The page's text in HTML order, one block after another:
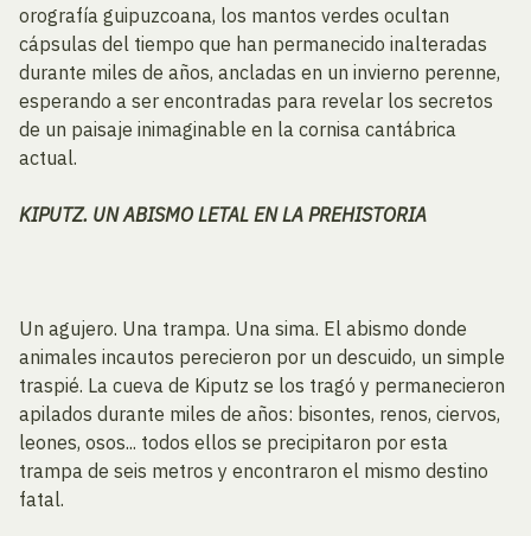
orografía guipuzcoana, los mantos verdes ocultan
cápsulas del tiempo que han permanecido inalteradas
durante miles de años, ancladas en un invierno perenne,
esperando a ser encontradas para revelar los secretos
de un paisaje inimaginable en la cornisa cantábrica
actual.
KIPUTZ. UN ABISMO LETAL EN LA PREHISTORIA
Un agujero. Una trampa. Una sima. El abismo donde
animales incautos perecieron por un descuido, un simple
traspié. La cueva de Kiputz se los tragó y permanecieron
apilados durante miles de años: bisontes, renos, ciervos,
leones, osos... todos ellos se precipitaron por esta
trampa de seis metros y encontraron el mismo destino
fatal.